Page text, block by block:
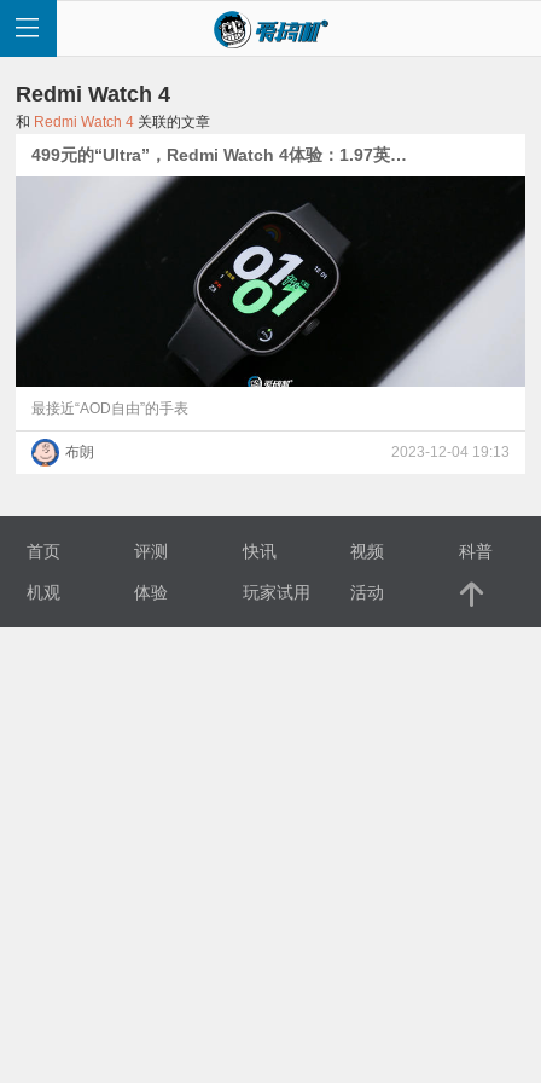
快
讯
评
测
视
Redmi Watch 4
和 Redmi Watch 4 关联的文章
499元的“Ultra”，Redmi Watch 4体验：1.97英寸屏+夸张续航
最接近“AOD自由”的手表
布朗 2023-12-04 19:13
首页 评测 快讯 视频 科普
机观 体验 玩家试用 活动